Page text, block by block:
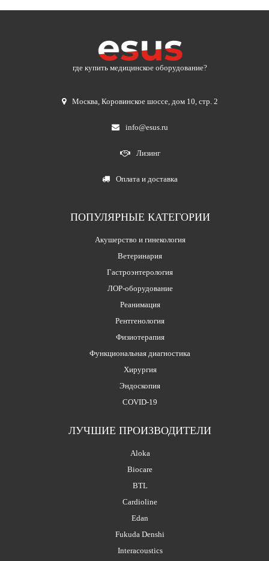
где купить медицинское оборудование?
Москва,Коровинское шоссе, дом 10, стр. 2
info@esus.ru
Лизинг
Оплата и доставка
ПОПУЛЯРНЫЕ КАТЕГОРИИ
Акушерство и гинекология
Ветеринария
Гастроэнтерология
ЛОР-оборудование
Реанимация
Рентгенология
Физиотерапия
Функциональная диагностика
Хирургия
Эндоскопия
COVID-19
ЛУЧШИЕ ПРОИЗВОДИТЕЛИ
Aloka
Biocare
BTL
Cardioline
Edan
Fukuda Denshi
Interacoustics